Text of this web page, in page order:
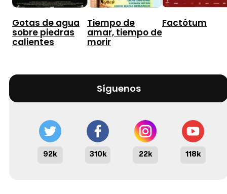
Gotas de agua
sobre piedras
calientes
Tiempo de
amar, tiempo de
morir
Factótum
Síguenos
92k 310k 22k 118k